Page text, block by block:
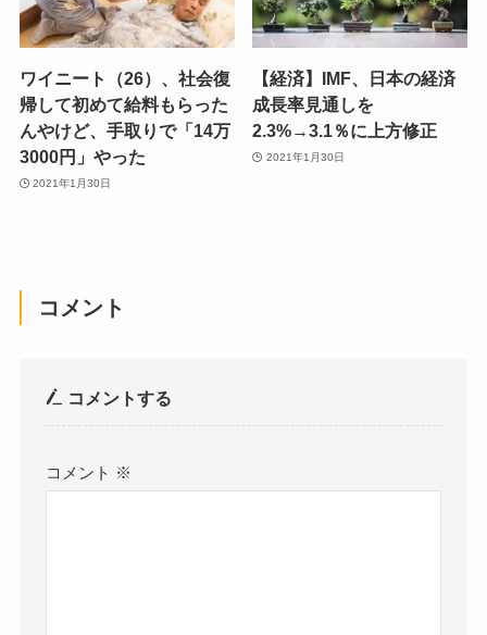
ワイニート（26）、社会復
帰して初めて給料もらった
んやけど、手取りで「14万
3000円」やった
2021年1月30日
【経済】IMF、日本の経済
成長率見通しを
2.3%→3.1％に上方修正
2021年1月30日
コメント
コメントする
コメント ※